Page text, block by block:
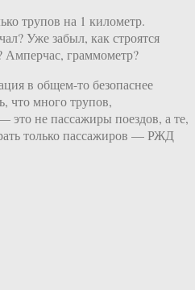
трупов на 1 километр.
Уже забыл, как строятся
Амперчас, граммометр?
в общем-то безопаснее
что много трупов,
это не пассажиры поездов, а те,
только пассажиров — РЖД